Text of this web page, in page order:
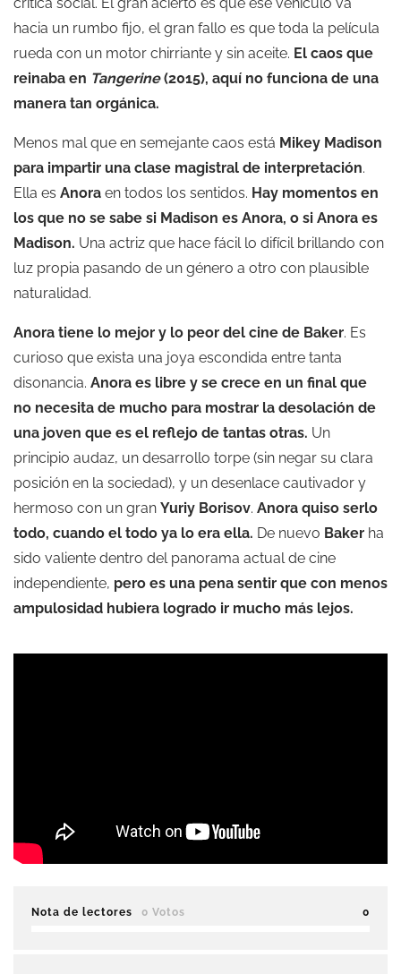
hacia un rumbo fijo, el gran fallo es que toda la película
rueda con un motor chirriante y sin aceite. El caos que
reinaba en Tangerine(2015), aquí no funciona de una
manera tan orgánica.
Menos mal que en semejante caos está Mikey Madison
para impartir una clase magistral de interpretación.
Ella es Anora en todos los sentidos. Hay momentos en
los que no se sabe si Madison es Anora, o si Anora es
Madison. Una actriz que hace fácil lo difícil brillando con
luz propia pasando de un género a otro con plausible
naturalidad.
Anora tiene lo mejor y lo peor del cine de Baker. Es
curioso que exista una joya escondida entre tanta
disonancia. Anora es libre y se crece en un final que
no necesita de mucho para mostrar la desolación de
una joven que es el reflejo de tantas otras. Un
principio audaz, un desarrollo torpe (sin negar su clara
posición en la sociedad), y un desenlace cautivador y
hermoso con un gran Yuriy Borisov. Anora quiso serlo
todo, cuando el todo ya lo era ella. De nuevo Baker ha
sido valiente dentro del panorama actual de cine
independiente, pero es una pena sentir que con menos
ampulosidad hubiera logrado ir mucho más lejos.
Nota de lectores 0 Votos 0